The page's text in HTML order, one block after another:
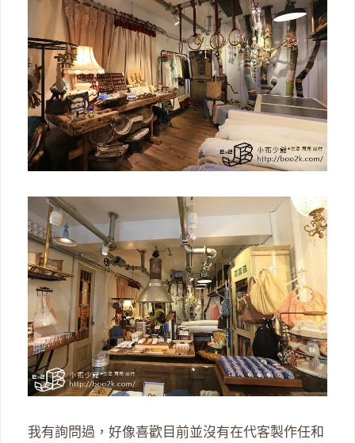
我有詢問過，好像喜歡目前並沒有在代客製作任和